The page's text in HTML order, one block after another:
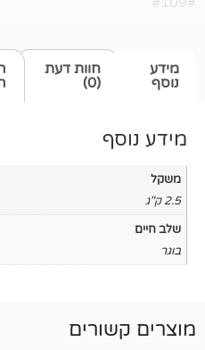
חוות דעת
החלפה או
החזרה